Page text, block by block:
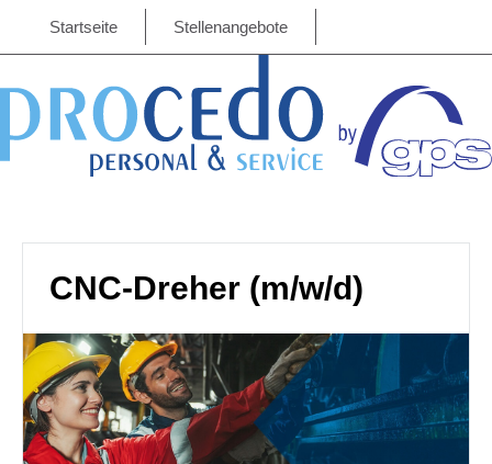
Startseite Stellenangebote
CNC-Dreher (m/w/d)